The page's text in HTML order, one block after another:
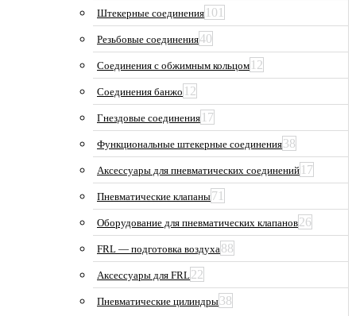
Штекерные соединения 101
Резьбовые соединения40
Соединения с обжимным кольцом 12
Соединения банжо 12
Гнездовые соединения 17
Функциональные штекерные соединения38
Аксессуары для пневматических соединений 17
Пневматические клапаны71
Оборудование для пневматических клапанов26
FRL — подготовка воздуха88
Аксессуары для FRL22
Пневматические цилиндры38